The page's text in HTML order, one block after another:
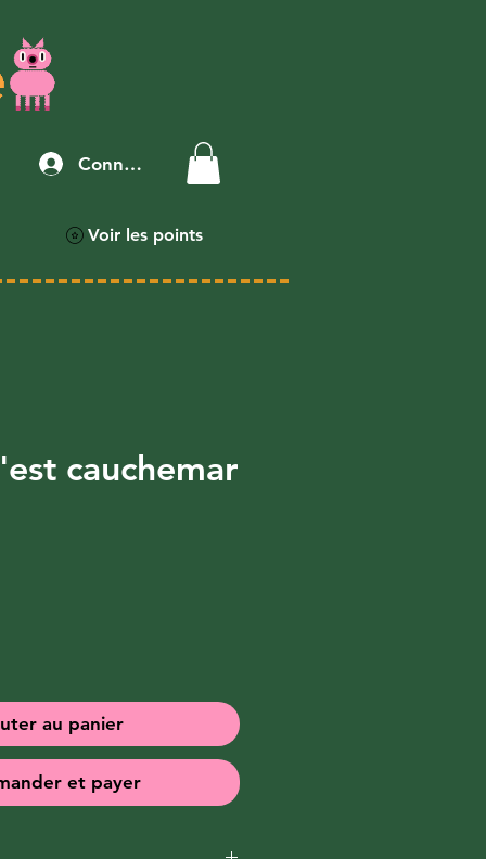
Connexion
Voir les points
cauchemar
au panier
et payer